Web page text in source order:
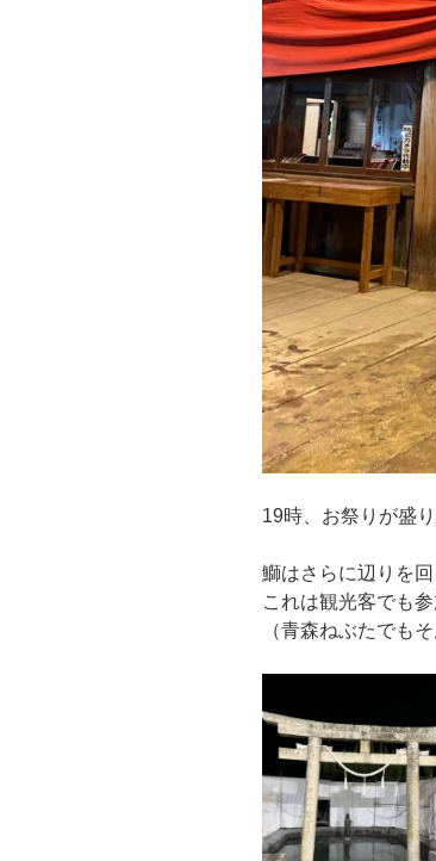
19時、お祭りが盛
鰤はさらに辺りを
これは観光客でも
（青森ねぶたでも